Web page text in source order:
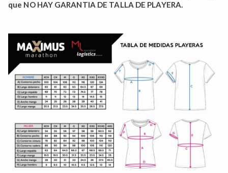
que NO HAY GARANTIA DE TALLA DE PLAYERA.